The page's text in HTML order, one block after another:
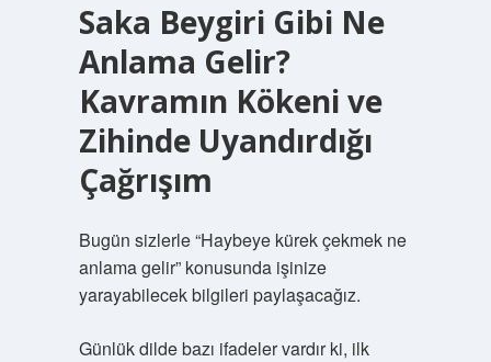
Saka Beygiri Gibi Ne
Anlama Gelir?
Kavramın Kökeni ve
Zihinde Uyandırdığı
Çağrışım
Bugün sizlerle “Haybeye kürek çekmek ne
anlama gelir” konusunda işinize
yarayabilecek bilgileri paylaşacağız.
Günlük dilde bazı ifadeler vardır ki, ilk